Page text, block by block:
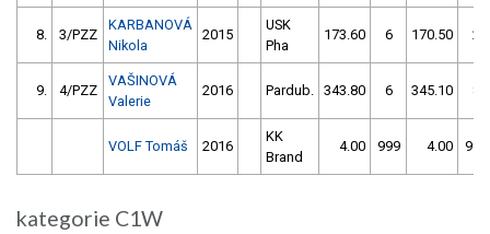
8. 3/PZZ
KARBANOVÁ
Nikola
2015
USK
Pha
173.60 6 170.50 2
9. 4/PZZ
VAŠINOVÁ
Valerie
2016 Pardub. 343.80 6 345.10 8
VOLF Tomáš 2016
KK
Brand
4.00 999 4.00 999
kategorie C1W